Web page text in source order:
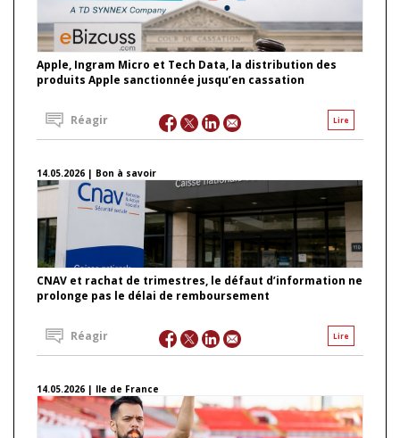
Apple, Ingram Micro et Tech Data, la distribution des
produits Apple sanctionnée jusqu’en cassation
Lire
Réagir
14.05.2026 | Bon à savoir
CNAV et rachat de trimestres, le défaut d’information ne
prolonge pas le délai de remboursement
Lire
Réagir
14.05.2026 | Ile de France